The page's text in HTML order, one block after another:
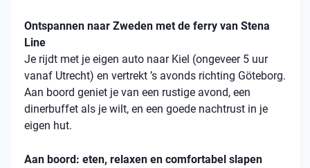
Ontspannen naar Zweden met de ferry van Stena
Line
Je rijdt met je eigen auto naar Kiel (ongeveer 5 uur
vanaf Utrecht) en vertrekt ’s avonds richting Göteborg.
Aan boord geniet je van een rustige avond, een
dinerbuffet als je wilt, en een goede nachtrust in je
eigen hut.
Aan boord: eten, relaxen en comfortabel slapen